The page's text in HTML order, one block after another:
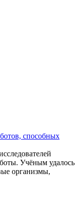
способных
Учёным удалось
организмы,